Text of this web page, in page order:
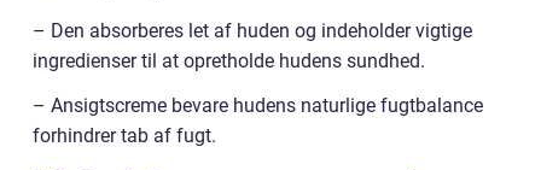
– Den absorberes let af huden og indeholder vigtige
ingredienser til at opretholde hudens sundhed.
– Ansigtscreme bevare hudens naturlige fugtbalance
forhindrer tab af fugt.